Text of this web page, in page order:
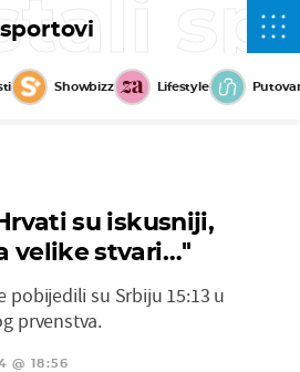
Showbizz Lifestyle
su iskusniji,
velike stvari…''
pobijedili su Srbiju 15:13 u
prvenstva.
@ 18:56